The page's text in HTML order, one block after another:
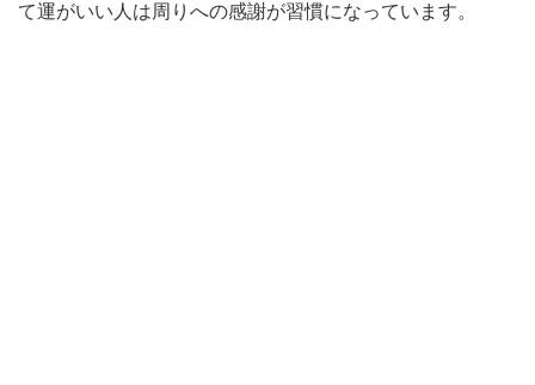
て運がいい人は周りへの感謝が習慣になっています。